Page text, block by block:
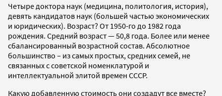
Четыре доктора наук (медицина, политология, история),
девять кандидатов наук (большей частью экономических
и юридических). Возраст? От 1950-го до 1982 года
рождения. Средний возраст — 50,8 года. Более или менее
сбалансированный возрастной состав. Абсолютное
большинство – из самых простых, средних семей, не
связанных с советской номенклатурой и
интеллектуальной элитой времен СССР.
Какую добавленную стоимость они создадут все вместе?